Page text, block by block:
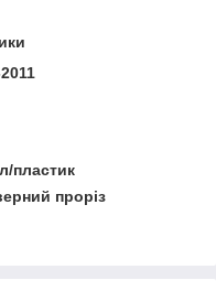
пластик
проріз